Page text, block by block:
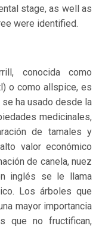
stage, as well as
were identified.
conocida como
o como allspice, es
ha usado desde la
medicinales,
de tamales y
valor económico
de canela, nuez
inglés se le llama
Los árboles que
mayor importancia
que no fructifican,